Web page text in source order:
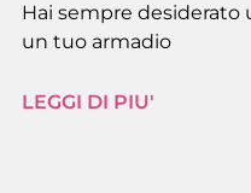
Hai sempre desiderato
un tuo armadio
LEGGI DI PIU'